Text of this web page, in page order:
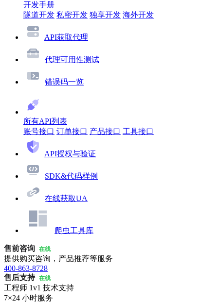
开发手册
隧道开发 私密开发 独享开发 海外开发
API获取代理
代理可用性测试
错误码一览
所有API列表
账号接口 订单接口 产品接口 工具接口
API授权与验证
SDK&代码样例
在线获取UA
爬虫工具库
售前咨询 在线
提供购买咨询，产品推荐等服务
400-863-8728
售后支持 在线
工程师 1v1 技术支持
7×24 小时服务